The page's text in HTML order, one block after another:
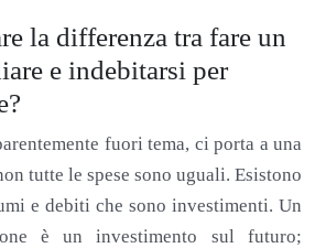
la differenza tra fare un
e indebitarsi per
fuori tema, ci porta a una
tutte le spese sono uguali. Esistono
e debiti che sono investimenti. Un
è un investimento sul futuro;